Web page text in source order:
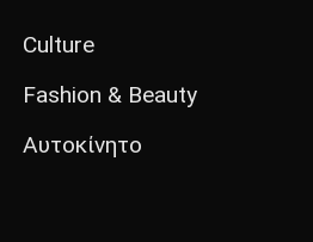
Culture
Fashion & Beauty
Αυτοκίνητο